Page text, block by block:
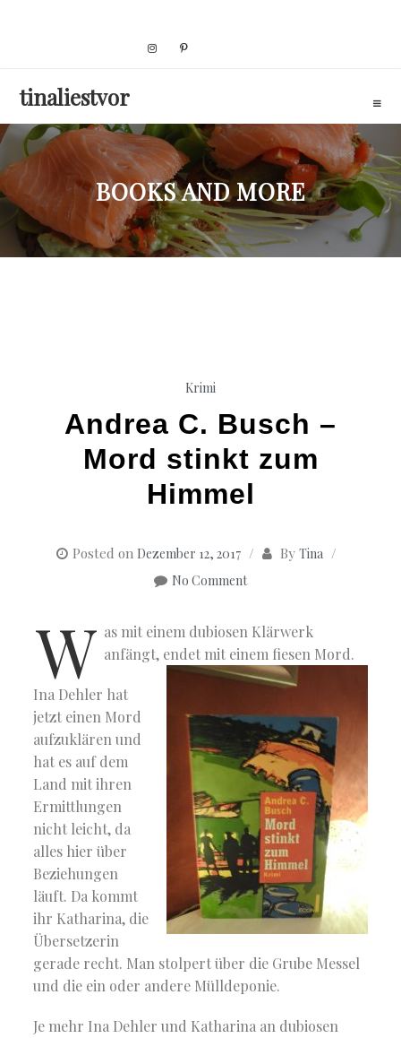
tinaliestvor
BOOKS AND MORE
Krimi
Andrea C. Busch –
Mord stinkt zum
Himmel
Posted on Dezember 12, 2017 By Tina
No Comment
W as mit einem dubiosen Klärwerk
anfängt, endet mit einem fiesen Mord.
Ina Dehler hat
jetzt einen Mord
aufzuklären und
hat es auf dem
Land mit ihren
Ermittlungen
nicht leicht, da
alles hier über
Beziehungen
läuft. Da kommt
ihr Katharina, die
Übersetzerin
gerade recht. Man stolpert über die Grube Messel
und die ein oder andere Mülldeponie.
Je mehr Ina Dehler und Katharina an dubiosen